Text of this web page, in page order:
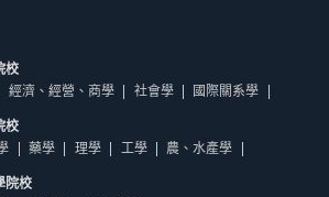
校
經濟、經營、商學 社會學 國際關系學
校
藥學 理學 工學 農、水產學
院校